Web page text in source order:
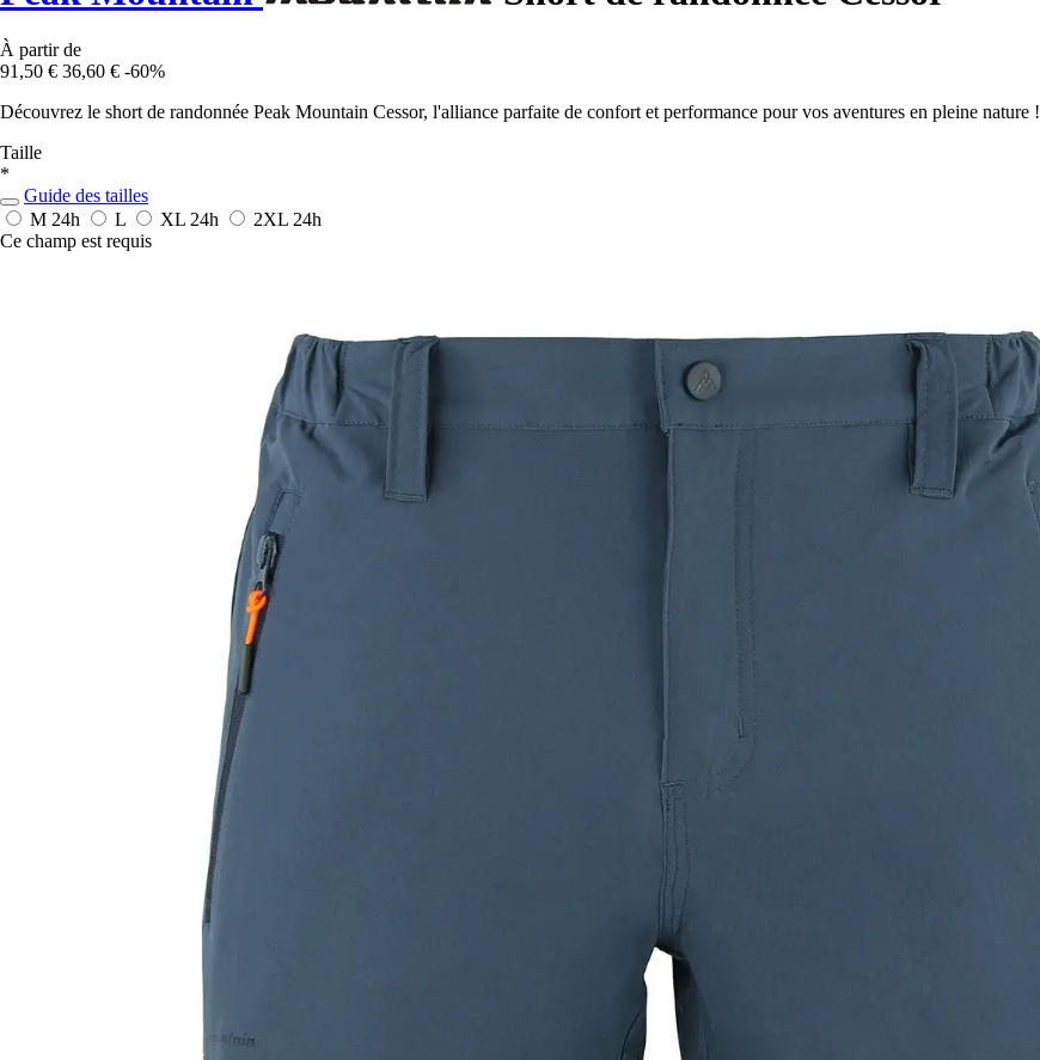
À partir de
91,50 € 36,60 € -60%
Découvrez le short de randonnée Peak Mountain Cessor, l'alliance parfaite de confort et performance pour vos aventures en pleine nature !
Taille
*
Guide des tailles
M 24h L XL 24h 2XL 24h
Ce champ est requis